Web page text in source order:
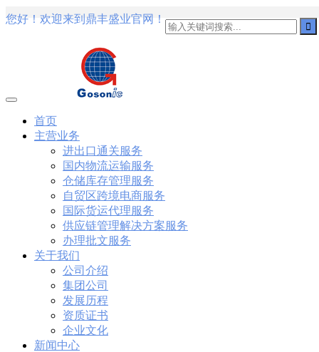
101, 3002,3203,000-N11,010-111,010-151,050-733,050-V5X-
117-102,199-01,1K0-001,1V0-601 ,
1Z0-465,1Z0-497
Cisco Networking Devices Part 1 (ICND1 v3.0) Answer
IP Routing (ROUTE v2.0) Exam
Specialist 810-403 Selling Business Outcomes Questions
260 Implementing Cisco Network Security Dump
Professional PDF
Microsoft Office 365 70-346
Data Center Virtualization Delta Beta Practice
070 Implementing Cisco IP Telephony & Video, Part 1(CIPTV1)
Oracle Database 12c: Installation and Administration Exam
Switched Networks (SWITCH v2.0)Questions
Designing Cisco Network Service Architectures Dump
Design and Implementation PDF
220-802,220-901,220-902,250-272
300-101,312-50V9,350-018,352-001
您好！欢迎来到鼎丰盛业官网！
首页
主营业务
进出口通关服务
国内物流运输服务
仓储库存管理服务
自贸区跨境电商服务
国际货运代理服务
供应链管理解决方案服务
办理批文服务
关于我们
公司介绍
集团公司
发展历程
资质证书
企业文化
新闻中心